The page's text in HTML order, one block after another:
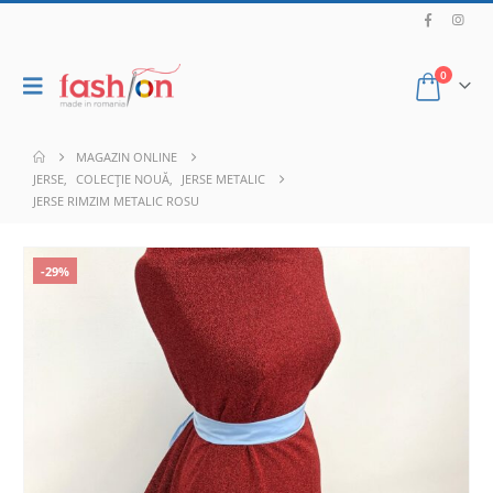
0
MAGAZIN ONLINE
JERSE, COLECȚIE NOUĂ,
JERSE METALIC
JERSE RIMZIM METALIC ROSU
-29%